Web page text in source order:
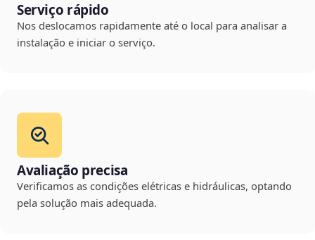
Serviço rápido
Nos deslocamos rapidamente até o local para analisar a
instalação e iniciar o serviço.
Avaliação precisa
Verificamos as condições elétricas e hidráulicas, optando
pela solução mais adequada.